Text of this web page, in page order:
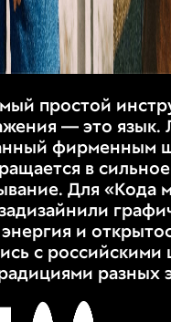
простой
— это язык.
фирменным
в
Для «Кода
и
с
разных